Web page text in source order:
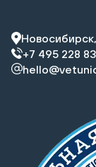
+7 495 228